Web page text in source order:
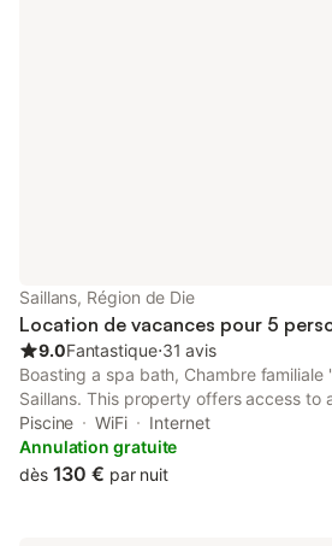
Saillans, Région de Die
Location de vacances pour 5
9.0Fantastique⋅31 avis
Boasting a spa bath, Chambre
Saillans. This property offers access to
parking and free WiFi. The bed and
with mountain views, spa facilities and a
Piscine WiFi
Internet
Annulation gratuite
dès 130 € par nuit